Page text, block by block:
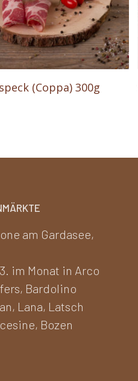
In Den Warenkorb
(Coppa) 300g
am Gardasee,
3. im Monat in Arco
Bardolino
Lana, Latsch
Bozen